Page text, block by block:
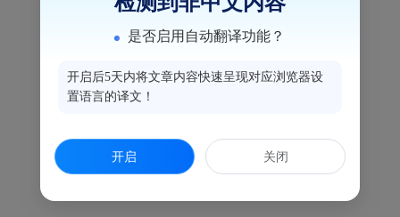
2.开展随机监督抽检。
3.开展医疗机构综合监督检查。
（二）监测科
1.开展食源性疾病病例审核。
3.开展食品污染物监测采样。
是否启用自动翻译功能？
开启后5天内将文章内容快速呈现对应浏览器设
置语言的译文！
开启 关闭